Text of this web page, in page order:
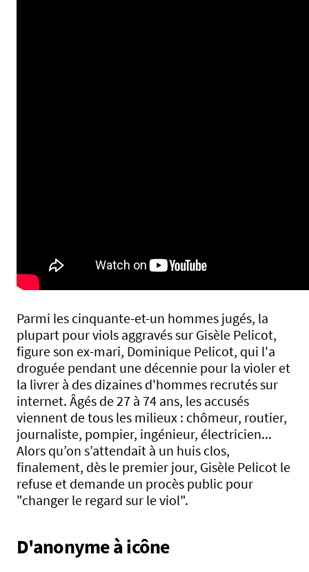
Parmi les cinquante-et-un hommes jugés, la
plupart pour viols aggravés sur Gisèle Pelicot,
figure son ex-mari, Dominique Pelicot, qui l'a
droguée pendant une décennie pour la violer et
la livrer à des dizaines d'hommes recrutés sur
internet. Âgés de 27 à 74 ans, les accusés
viennent de tous les milieux : chômeur, routier,
journaliste, pompier, ingénieur, électricien...
Alors qu’on s’attendait à un huis clos,
finalement, dès le premier jour, Gisèle Pelicot le
refuse et demande un procès public pour
"changer le regard sur le viol".
D'anonyme à icône